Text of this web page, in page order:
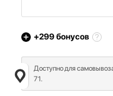
+299бонусов
Доступно для
71.